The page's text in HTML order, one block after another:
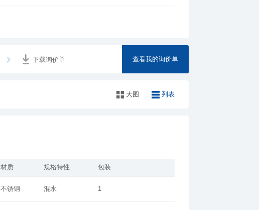
下载询价单 查看我的询价单
大图 列表
材质 规格特性 包装
不锈钢 混水 1